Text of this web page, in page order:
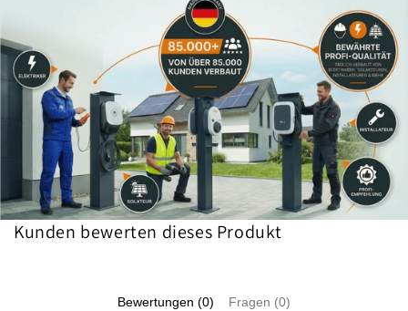
Kunden bewerten dieses Produkt
Bewertungen (0) Fragen (0)